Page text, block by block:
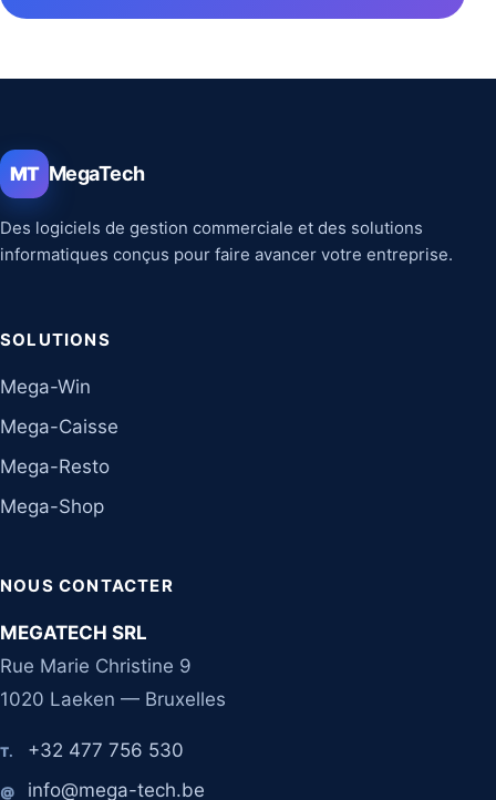
MT MegaTech
Des logiciels de gestion commerciale et des solutions
informatiques conçus pour faire avancer votre entreprise.
SOLUTIONS
Mega-Win
Mega-Caisse
Mega-Resto
Mega-Shop
NOUS CONTACTER
MEGATECH SRL
Rue Marie Christine 9
1020 Laeken — Bruxelles
T. +32 477 756 530
@ info@mega-tech.be